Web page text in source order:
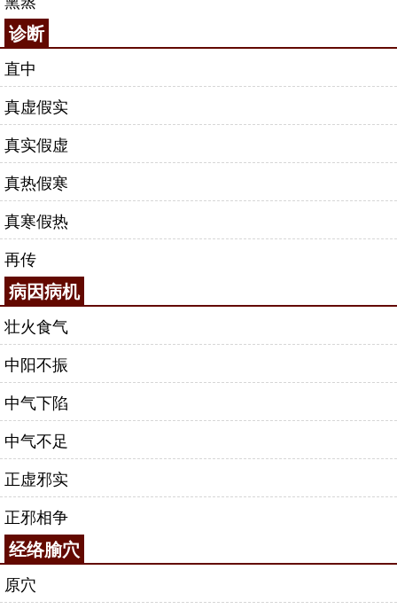
诊断
直中
真虚假实
真实假虚
真热假寒
真寒假热
再传
病因病机
壮火食气
中阳不振
中气下陷
中气不足
正虚邪实
正邪相争
经络腧穴
原穴